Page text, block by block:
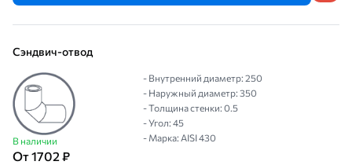
Сэндвич-отвод
В наличии
От 1702 ₽
- Внутренний диаметр: 250
- Наружный диаметр: 350
- Толщина стенки: 0.5
- Угол: 45
- Марка: AISI 430